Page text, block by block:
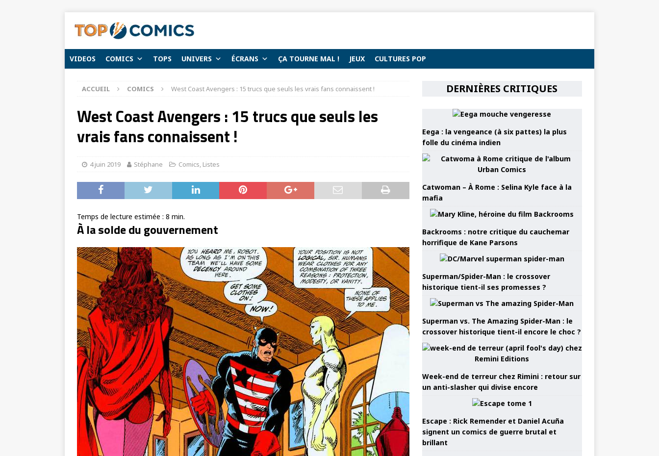
VIDEOS COMICS TOPS UNIVERS ÉCRANS ÇA TOURNE MAL ! JEUX CULTURES POP
ACCUEIL COMICS West Coast Avengers : 15 trucs que seuls les vrais fans connaissent !
West Coast Avengers : 15 trucs que seuls les
vrais fans connaissent !
4 juin 2019 Stéphane Comics, Listes
Temps de lecture estimée : 8 min.
À la solde du gouvernement
DERNIÈRES CRITIQUES
Eega : la vengeance (à six pattes) la plus
folle du cinéma indien
Catwoman – À Rome : Selina Kyle face à la
mafia
Backrooms : notre critique du cauchemar
horrifique de Kane Parsons
Superman/Spider-Man : le crossover
historique tient-il ses promesses ?
Superman vs. The Amazing Spider-Man : le
crossover historique tient-il encore le choc ?
Week-end de terreur chez Rimini : retour sur
un anti-slasher qui divise encore
Escape : Rick Remender et Daniel Acuña
signent un comics de guerre brutal et
brillant